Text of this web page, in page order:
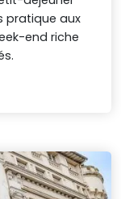
pratique aux
end riche